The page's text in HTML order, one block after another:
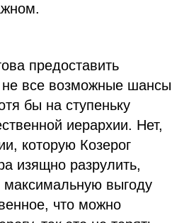
предоставить
не все возможные шансы
бы на ступеньку
иерархии. Нет,
которую Козерог
изящно разрулить,
максимальную выгоду
что можно